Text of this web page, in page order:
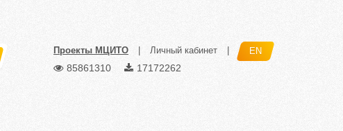
Проекты МЦИТО Личный кабинет EN
85861310 17172262